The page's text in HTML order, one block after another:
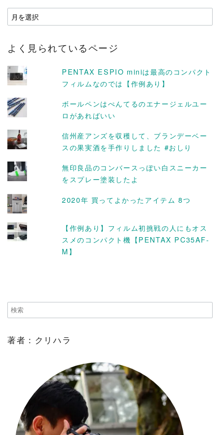
ア
ー
イ
よく見られているページ
PENTAX ESPIO miniは最高のコンパクト
フィルムなのでは【作例あり】
ボールペンはぺんてるのエナージェルユー
ロがあればいい
信州産アンズを収穫して、ブランデーベー
スの果実酒を手作りしました #おしり
無印良品のコンバースっぽい白スニーカー
をスプレー塗装したよ
2020年 買ってよかったアイテム 8つ
【作例あり】フィルム初挑戦の人にもオス
スメのコンパクト機【PENTAX PC35AF-
M】
著者：クリハラ